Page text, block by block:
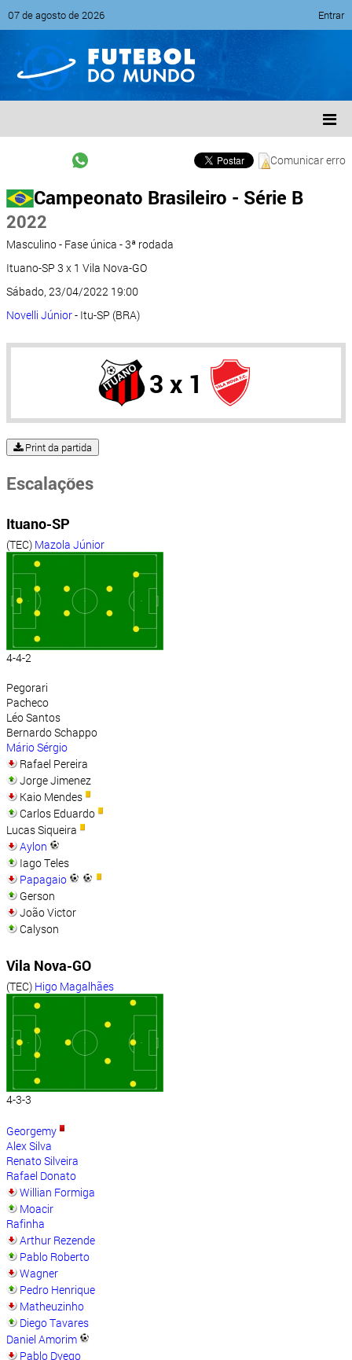
07 de agosto de 2026 Entrar
Comunicar erro
Campeonato Brasileiro - Série B
2022
Masculino - Fase única - 3ª rodada
Ituano-SP 3 x 1 Vila Nova-GO
Sábado, 23/04/2022 19:00
Novelli Júnior- Itu-SP (BRA)
3 x 1
Print da partida
Escalações
Ituano-SP
(TEC) Mazola Júnior
4-4-2
Pegorari
Pacheco
Léo Santos
Bernardo Schappo
Mário Sérgio
Rafael Pereira
Jorge Jimenez
Kaio Mendes
Carlos Eduardo
Lucas Siqueira
Aylon
Iago Teles
Papagaio
Gerson
João Victor
Calyson
Vila Nova-GO
(TEC) Higo Magalhães
4-3-3
Georgemy
Alex Silva
Renato Silveira
Rafael Donato
Willian Formiga
Moacir
Rafinha
Arthur Rezende
Pablo Roberto
Wagner
Pedro Henrique
Matheuzinho
Diego Tavares
Daniel Amorim
Pablo Dyego